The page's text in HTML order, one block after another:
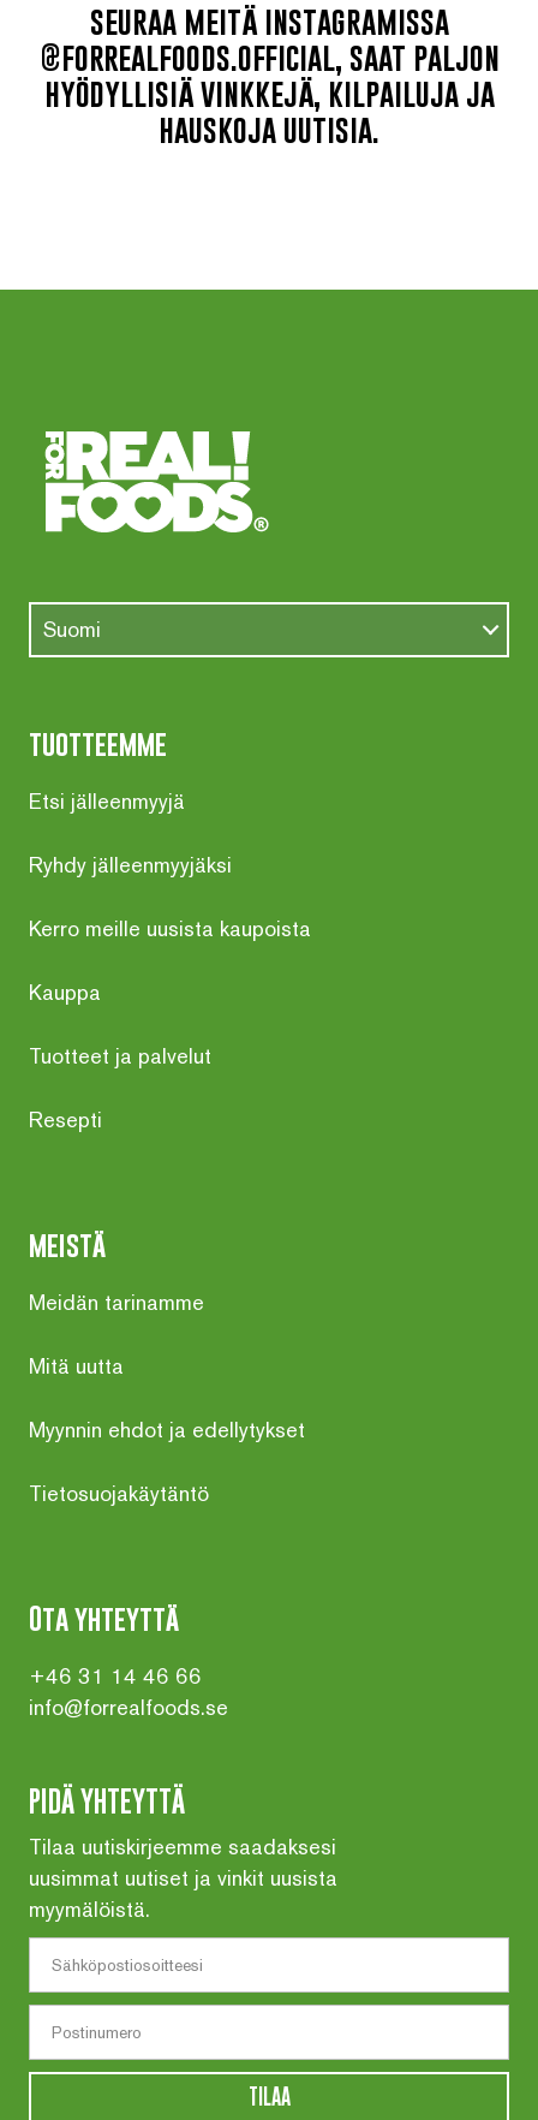
seuraa meitä instagramissa
@forrealfoods.official, saat paljon
hyödyllisiä vinkkejä, kilpailuja ja
hauskoja uutisia.
Suomi
tuotteemme
Etsi jälleenmyyjä
Ryhdy jälleenmyyjäksi
Kerro meille uusista kaupoista
Kauppa
Tuotteet ja palvelut
Resepti
meistä
Meidän tarinamme
Mitä uutta
Myynnin ehdot ja edellytykset
Tietosuojakäytäntö
Ota yhteyttä
+46 31 14 46 66
info@forrealfoods.se
PIDÄ YHTEYTTÄ
Tilaa uutiskirjeemme saadaksesi
uusimmat uutiset ja vinkit uusista
myymälöistä.
TILAA